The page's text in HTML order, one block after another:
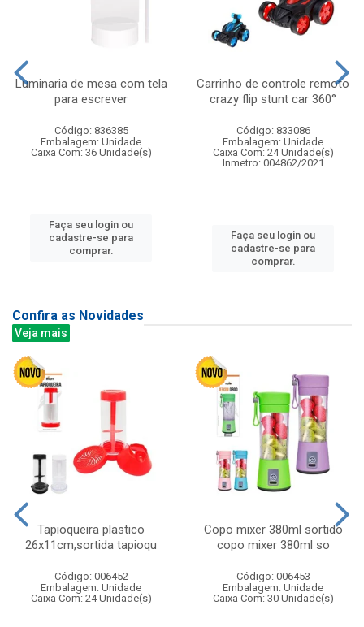
Luminaria de mesa com tela
para escrever
Código: 836385
Embalagem: Unidade
Caixa Com: 36 Unidade(s)
Faça seu login ou
cadastre-se para
comprar.
Carrinho de controle remoto
crazy flip stunt car 360°
Código: 833086
Embalagem: Unidade
Caixa Com: 24 Unidade(s)
Inmetro: 004862/2021
Faça seu login ou
cadastre-se para
comprar.
Confira as Novidades
Veja mais
Tapioqueira plastico
26x11cm,sortida tapioqu
Código: 006452
Embalagem: Unidade
Caixa Com: 24 Unidade(s)
Copo mixer 380ml sortido
copo mixer 380ml so
Código: 006453
Embalagem: Unidade
Caixa Com: 30 Unidade(s)